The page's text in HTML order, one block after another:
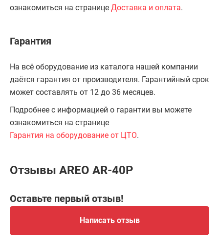
ознакомиться на странице Доставка и оплата.
Гарантия
На всё оборудование из каталога нашей компании
даётся гарантия от производителя. Гарантийный срок
может составлять от 12 до 36 месяцев.
Подробнее с информацией о гарантии вы можете
ознакомиться на странице
Гарантия на оборудование от ЦТО.
Отзывы AREO AR-40P
Оставьте первый отзыв!
Написать отзыв